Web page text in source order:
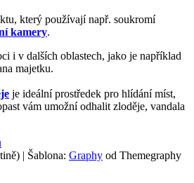
který používají např. soukromí
kamery.
i v dalších oblastech, jako je například
majetku.
je ideální prostředek pro hlídání míst,
vám umožní odhalit zloděje, vandala
| Šablona: Graphy od Themegraphy